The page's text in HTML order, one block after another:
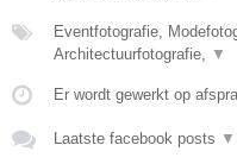
Eventfotografie,
Architectuurfotografie, ▼
Er wordt gewerkt op
Laatste facebook posts ▼